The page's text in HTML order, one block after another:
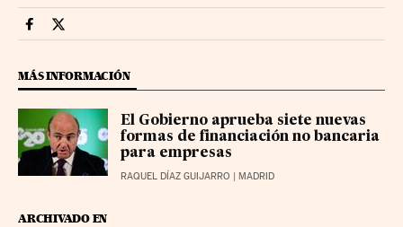
Economia Cinco Días en Facebook
Economia Cinco Días en Twitter
MÁS INFORMACIÓN
El Gobierno aprueba siete nuevas
formas de financiación no bancaria
para empresas
RAQUEL DÍAZ GUIJARRO | MADRID
ARCHIVADO EN